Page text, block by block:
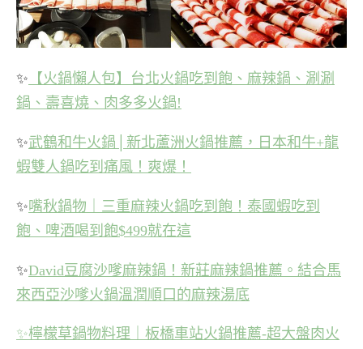
✨ 【火鍋懶人包】台北火鍋吃到飽、麻辣鍋、涮涮
鍋、壽喜燒、肉多多火鍋!
✨武鶴和牛火鍋│新北蘆洲火鍋推薦，日本和牛+龍
蝦雙人鍋吃到痛風！爽爆！
✨嘴秋鍋物｜三重麻辣火鍋吃到飽！泰國蝦吃到
飽、啤酒喝到飽$499就在這
✨David豆腐沙嗲麻辣鍋！新莊麻辣鍋推薦。結合馬
來西亞沙嗲火鍋溫潤順口的麻辣湯底
✨檸檬草鍋物料理｜板橋車站火鍋推薦-超大盤肉火